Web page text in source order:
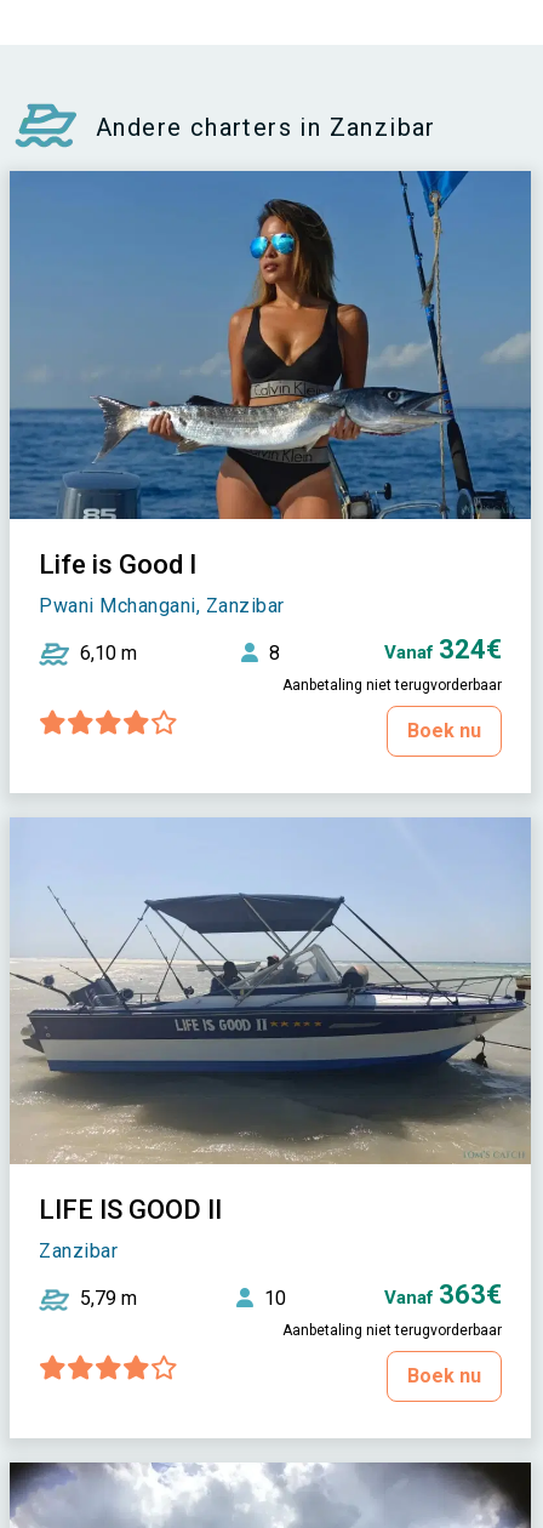
Andere charters in Zanzibar
Life is Good I
Pwani Mchangani, Zanzibar
6,10 m 8 Vanaf 324€
Aanbetaling niet terugvorderbaar
Boek nu
LIFE IS GOOD II
Zanzibar
5,79 m 10 Vanaf 363€
Aanbetaling niet terugvorderbaar
Boek nu